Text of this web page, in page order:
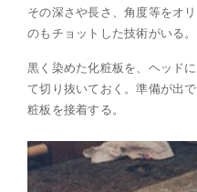
その深さや長さ、角度等をオ
のもチョットした技術がいる。
黒く染めた化粧板を、ヘッド
て切り抜いておく。準備が出
粧板を接着する。